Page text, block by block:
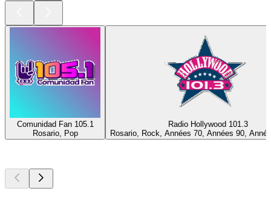
Comunidad Fan 105.1
Rosario, Pop
Radio Hollywood 101.3
Rosario, Rock, Années 70, Années 90,